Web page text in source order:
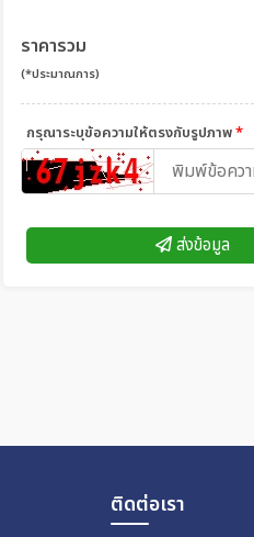
ราคารวม
(*ประมาณการ)
กรุณาระบุข้อความให้ตรงกับรูปภาพ*
ส่งข้อมูล
ติดต่อเรา